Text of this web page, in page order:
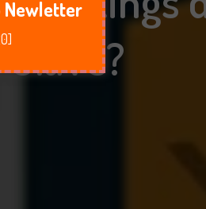
Newletter